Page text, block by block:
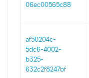
06ec00565c88
af50204c-
5dc6-4002-
b325-
632c2f8247bf